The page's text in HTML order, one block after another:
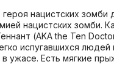
нацистских
нацистских
(AKA the Ten
испугавшихся
ужасе. Есть мягкие